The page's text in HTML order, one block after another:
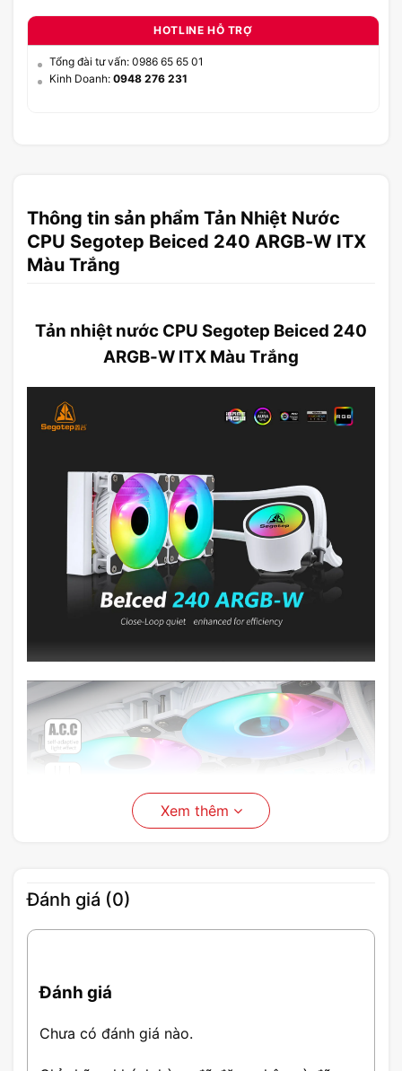
HOTLINE HỖ TRỢ
Tổng đài tư vấn: 0986 65 65 01
Kinh Doanh: 0948 276 231
Thông tin sản phẩm Tản Nhiệt Nước
CPU Segotep Beiced 240 ARGB-W ITX
Màu Trắng
Tản nhiệt nước CPU Segotep Beiced 240
ARGB-W ITX Màu Trắng
Xem thêm
Đánh giá (0)
Đánh giá
Chưa có đánh giá nào.